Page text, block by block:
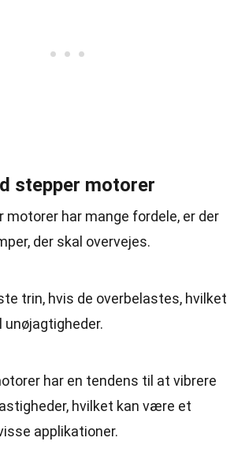
stepper motorer
motorer har mange fordele, er der
der skal overvejes.
trin, hvis de overbelastes, hvilket
unøjagtigheder.
har en tendens til at vibrere
hvilket kan være et
applikationer.